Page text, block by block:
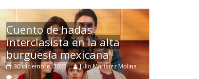
Un hombre entre dos
mundos
15 mayo, 2026 Julio Martínez Molina 0